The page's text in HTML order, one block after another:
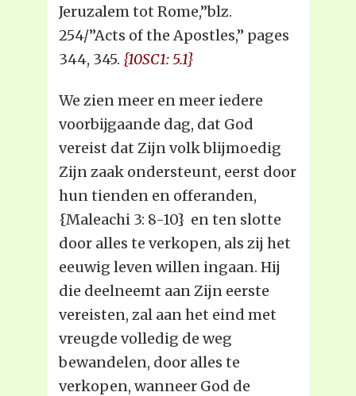
Jeruzalem tot Rome,”blz.
254/”Acts of the Apostles,” pages
344, 345. {10SC1: 5.1}
We zien meer en meer iedere
voorbijgaande dag, dat God
vereist dat Zijn volk blijmoedig
Zijn zaak ondersteunt, eerst door
hun tienden en offeranden,
{Maleachi 3: 8-10} en ten slotte
door alles te verkopen, als zij het
eeuwig leven willen ingaan. Hij
die deelneemt aan Zijn eerste
vereisten, zal aan het eind met
vreugde volledig de weg
bewandelen, door alles te
verkopen, wanneer God de